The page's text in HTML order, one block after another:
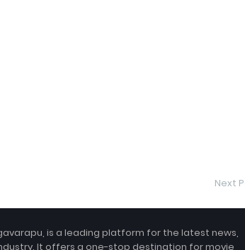
Next
is a leading platform for the latest news,
It offers a one-stop destination for movie